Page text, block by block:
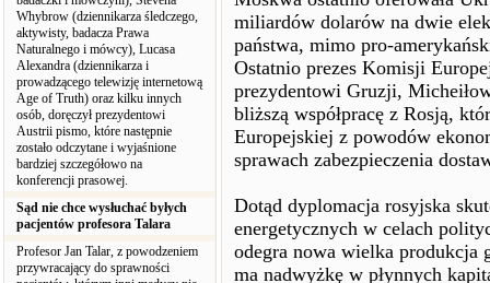
Whybrow (dziennikarza śledczego,
aktywisty, badacza Prawa
Naturalnego i mówcy), Lucasa
Alexandra (dziennikarza i
prowadzącego telewizję internetową
Age of Truth) oraz kilku innych
osób, doręczył prezydentowi
Austrii pismo, które następnie
zostało odczytane i wyjaśnione
bardziej szczegółowo na
konferencji prasowej.
Sąd nie chce wysłuchać byłych
pacjentów profesora Talara
Profesor Jan Talar, z powodzeniem
przywracający do sprawności
miliardów dolarów na dwie
państwa, mimo pro-
Ostatnio prezes Komisji
prezydentowi Gruzji,
bliższą współpracę z Rosją,
Europejskiej z powodów
sprawach zabezpieczenia
Dotąd dyplomacja rosyjska
energetycznych w celach
odegra nowa wielka produkcja
ma nadwyżkę w płynnych